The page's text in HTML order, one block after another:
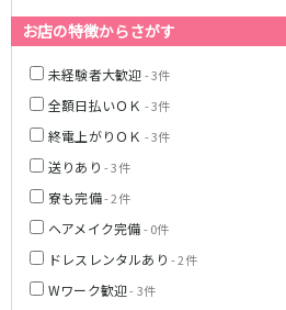
お店の特徴からさがす
未経験者大歓迎- 3件
全額日払いＯＫ - 3件
終電上がりＯＫ - 3件
送りあり - 3件
寮も完備- 2件
ヘアメイク完備- 0件
ドレスレンタルあり - 2件
Wワーク歓迎- 3件
赤坂見附駅
浅草駅
田原町駅
末広町駅
表参道駅
西武新宿線
西武新宿駅
所沢駅
久米川駅
高田馬場駅